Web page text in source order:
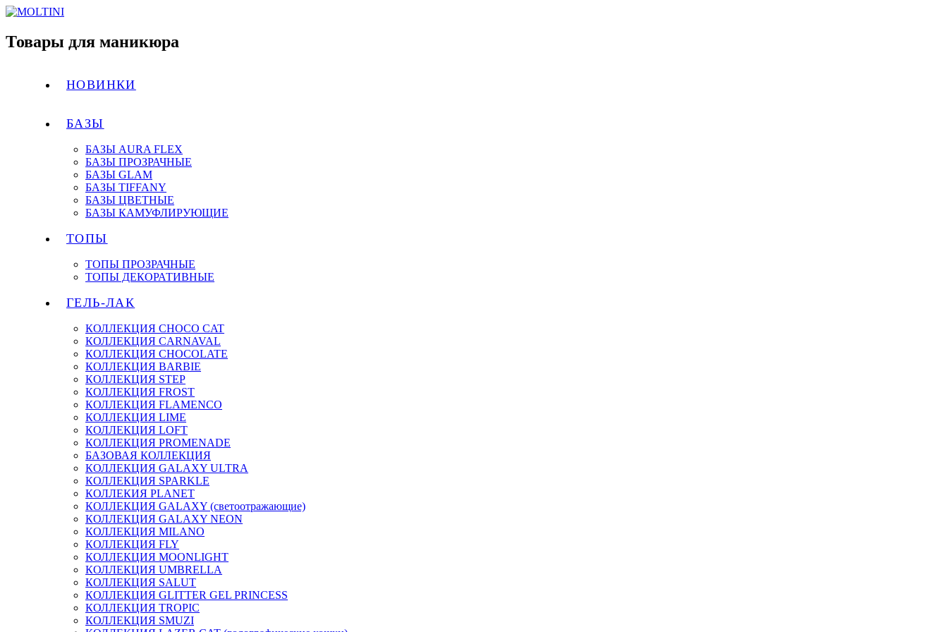
Товары для маникюра
НОВИНКИ
БАЗЫ
БАЗЫ AURA FLEX
БАЗЫ ПРОЗРАЧНЫЕ
БАЗЫ GLAM
БАЗЫ TIFFANY
БАЗЫ ЦВЕТНЫЕ
БАЗЫ КАМУФЛИРУЮЩИЕ
ТОПЫ
ТОПЫ ПРОЗРАЧНЫЕ
ТОПЫ ДЕКОРАТИВНЫЕ
ГЕЛЬ-ЛАК
КОЛЛЕКЦИЯ CHOCO CAT
КОЛЛЕКЦИЯ CARNAVAL
КОЛЛЕКЦИЯ CHOCOLATE
КОЛЛЕКЦИЯ BARBIE
КОЛЛЕКЦИЯ STEP
КОЛЛЕКЦИЯ FROST
КОЛЛЕКЦИЯ FLAMENCO
КОЛЛЕКЦИЯ LIME
КОЛЛЕКЦИЯ LOFT
КОЛЛЕКЦИЯ PROMENADE
БАЗОВАЯ КОЛЛЕКЦИЯ
КОЛЛЕКЦИЯ GALAXY ULTRA
КОЛЛЕКЦИЯ SPARKLE
КОЛЛЕКИЯ PLANET
КОЛЛЕКЦИЯ GALAXY (светоотражающие)
КОЛЛЕКЦИЯ GALAXY NEON
КОЛЛЕКЦИЯ MILANO
КОЛЛЕКЦИЯ FLY
КОЛЛЕКЦИЯ MOONLIGHT
КОЛЛЕКЦИЯ UMBRELLA
КОЛЛЕКЦИЯ SALUT
КОЛЛЕКЦИЯ GLITTER GEL PRINCESS
КОЛЛЕКЦИЯ TROPIC
КОЛЛЕКЦИЯ SMUZI